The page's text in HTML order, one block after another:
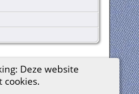
Deze website
cookies.